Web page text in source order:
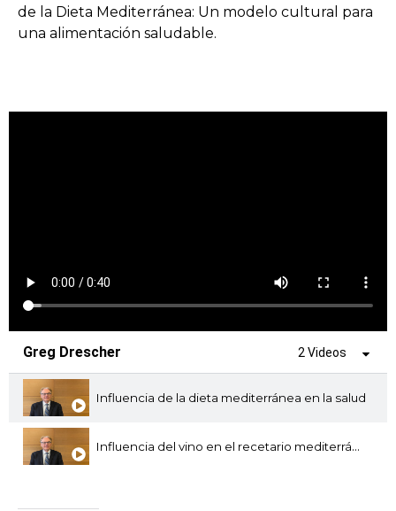
de la Dieta Mediterránea: Un modelo cultural para
una alimentación saludable.
Greg Drescher 2 Videos
Influencia de la dieta mediterránea en la salud
Influencia del vino en el recetario mediterráneo